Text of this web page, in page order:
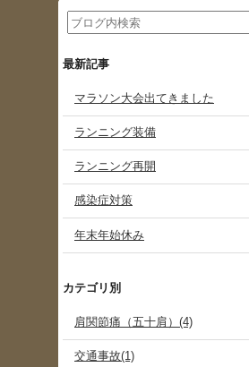
最新記事
マラソン大会出てきました
ランニング装備
ランニング再開
感染症対策
年末年始休み
カテゴリ別
肩関節痛（五十肩）(4)
交通事故(1)